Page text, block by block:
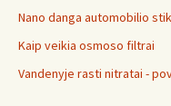
Nano danga automobilio
Kaip veikia osmoso filtrai
Vandenyje rasti nitratai -